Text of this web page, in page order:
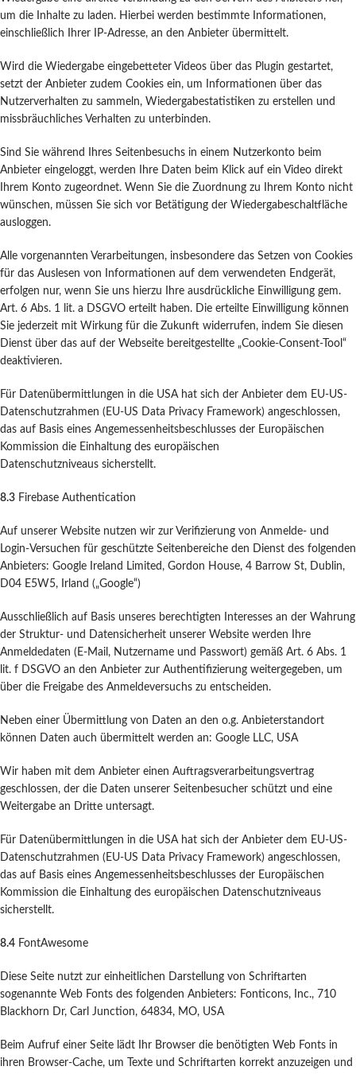
um die Inhalte zu laden. Hierbei werden bestimmte Informationen,
einschließlich Ihrer IP-Adresse, an den Anbieter übermittelt.
Wird die Wiedergabe eingebetteter Videos über das Plugin gestartet,
setzt der Anbieter zudem Cookies ein, um Informationen über das
Nutzerverhalten zu sammeln, Wiedergabestatistiken zu erstellen und
missbräuchliches Verhalten zu unterbinden.
Sind Sie während Ihres Seitenbesuchs in einem Nutzerkonto beim
Anbieter eingeloggt, werden Ihre Daten beim Klick auf ein Video direkt
Ihrem Konto zugeordnet. Wenn Sie die Zuordnung zu Ihrem Konto nicht
wünschen, müssen Sie sich vor Betätigung der Wiedergabeschaltfläche
ausloggen.
Alle vorgenannten Verarbeitungen, insbesondere das Setzen von Cookies
für das Auslesen von Informationen auf dem verwendeten Endgerät,
erfolgen nur, wenn Sie uns hierzu Ihre ausdrückliche Einwilligung gem.
Art. 6 Abs. 1 lit. a DSGVO erteilt haben. Die erteilte Einwilligung können
Sie jederzeit mit Wirkung für die Zukunft widerrufen, indem Sie diesen
Dienst über das auf der Webseite bereitgestellte „Cookie-Consent-Tool“
deaktivieren.
Für Datenübermittlungen in die USA hat sich der Anbieter dem EU-US-
Datenschutzrahmen (EU-US Data Privacy Framework) angeschlossen,
das auf Basis eines Angemessenheitsbeschlusses der Europäischen
Kommission die Einhaltung des europäischen
Datenschutzniveaus sicherstellt.
8.3 Firebase Authentication
Auf unserer Website nutzen wir zur Verifizierung von Anmelde- und
Login-Versuchen für geschützte Seitenbereiche den Dienst des folgenden
Anbieters: Google Ireland Limited, Gordon House, 4 Barrow St, Dublin,
D04 E5W5, Irland („Google“)
Ausschließlich auf Basis unseres berechtigten Interesses an der Wahrung
der Struktur- und Datensicherheit unserer Website werden Ihre
Anmeldedaten (E-Mail, Nutzername und Passwort) gemäß Art. 6 Abs. 1
lit. f DSGVO an den Anbieter zur Authentifizierung weitergegeben, um
über die Freigabe des Anmeldeversuchs zu entscheiden.
Neben einer Übermittlung von Daten an den o.g. Anbieterstandort
können Daten auch übermittelt werden an: Google LLC, USA
Wir haben mit dem Anbieter einen Auftragsverarbeitungsvertrag
geschlossen, der die Daten unserer Seitenbesucher schützt und eine
Weitergabe an Dritte untersagt.
Für Datenübermittlungen in die USA hat sich der Anbieter dem EU-US-
Datenschutzrahmen (EU-US Data Privacy Framework) angeschlossen,
das auf Basis eines Angemessenheitsbeschlusses der Europäischen
Kommission die Einhaltung des europäischen Datenschutzniveaus
sicherstellt.
8.4 FontAwesome
Diese Seite nutzt zur einheitlichen Darstellung von Schriftarten
sogenannte Web Fonts des folgenden Anbieters: Fonticons, Inc., 710
Blackhorn Dr, Carl Junction, 64834, MO, USA
Beim Aufruf einer Seite lädt Ihr Browser die benötigten Web Fonts in
ihren Browser-Cache, um Texte und Schriftarten korrekt anzuzeigen und